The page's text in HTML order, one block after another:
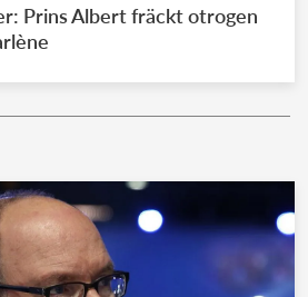
kungahuset
kungahuset
kungahuset
kungahuset
kungahuset
REDAKTION
Prins Albert fräckt otrogen